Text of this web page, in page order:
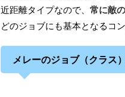
近距離タイプなので、 常に敵
どのジョブにも基本となるコ
メレーのジョブ（クラス）